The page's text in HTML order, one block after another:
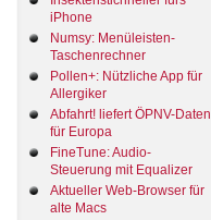
iPhone
Numsy: Menüleisten-
Taschenrechner
Pollen+: Nützliche App für
Allergiker
Abfahrt! liefert ÖPNV-Daten
für Europa
FineTune: Audio-
Steuerung mit Equalizer
Aktueller Web-Browser für
alte Macs